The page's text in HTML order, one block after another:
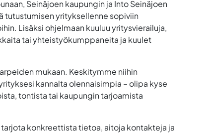
Seinäjoen kaupungin ja Into Seinäjoen
tutustumisen yrityksellenne sopiviin
Lisäksi ohjelmaan kuuluu yritysvierailuja,
tai yhteistyökumppaneita ja kuulet
mukaan. Keskitymme niihin
kannalta olennaisimpia – olipa kyse
tontista tai kaupungin tarjoamista
tarjota konkreettista tietoa, aitoja kontakteja ja